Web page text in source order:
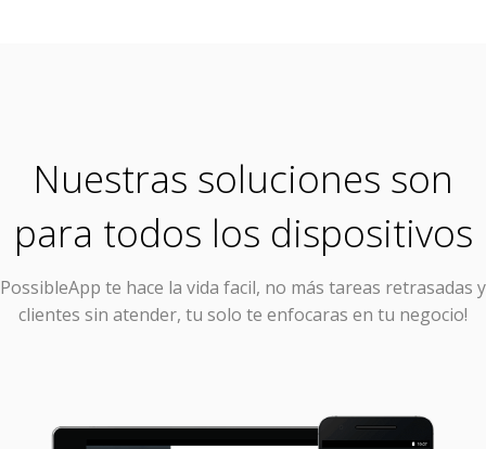
Nuestras soluciones son
para todos los dispositivos
PossibleApp te hace la vida facil, no más tareas retrasadas y
clientes sin atender, tu solo te enfocaras en tu negocio!